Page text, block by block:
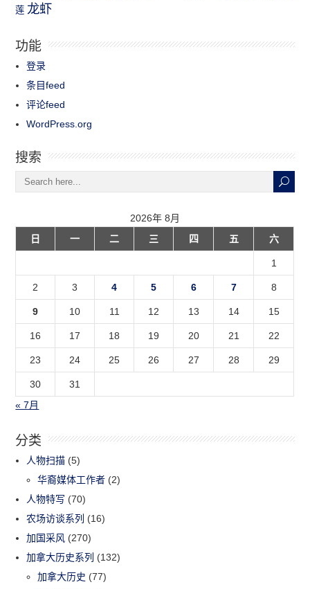
莲 龙虾
功能
登录
条目feed
评论feed
WordPress.org
搜索
2026年 8月
日
一 二 三 四 五 六
1
2 3 4 5 6 7 8
9 10 11 12 13 14 15
16 17 18 19 20 21 22
23 24 25 26 27 28 29
30
31
« 7月
分类
人物扫描 (5)
华裔媒体工作者 (2)
人物特写 (70)
农场访谈系列 (16)
加国采风 (270)
加拿大历史系列 (132)
加拿大历史 (77)